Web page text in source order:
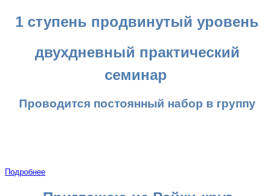
1 ступень продвинутый уровень
двухдневный практический
семинар
Проводится постоянный набор в группу
Подробнее